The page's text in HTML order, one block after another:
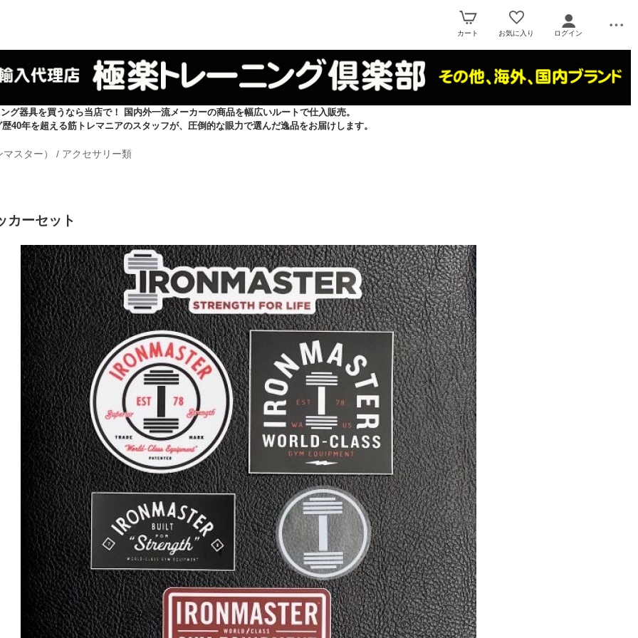
カート お気に入り ログイン
グ器具を買うなら当店で！ 国内外一流メーカーの商品を幅広いルートで仕入販売。
40年を超える筋トレマニアのスタッフが、圧倒的な眼力で選んだ逸品をお届けします。
スター） / アクセサリー類
カーセット